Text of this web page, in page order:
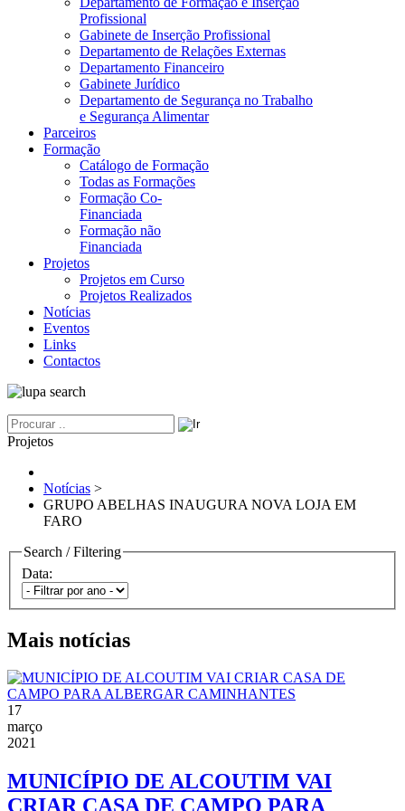
Profissional
Gabinete de Inserção Profissional
Departamento de Relações Externas
Departamento Financeiro
Gabinete Jurídico
Departamento de Segurança no Trabalho
e Segurança Alimentar
Parceiros
Formação
Catálogo de Formação
Todas as Formações
Formação Co-
Financiada
Formação não
Financiada
Projetos
Projetos em Curso
Projetos Realizados
Notícias
Eventos
Links
Contactos
Projetos
Notícias >
GRUPO ABELHAS INAUGURA NOVA LOJA EM
FARO
Search / Filtering
Data:
Mais notícias
17
março
2021
MUNICÍPIO DE ALCOUTIM VAI
CRIAR CASA DE CAMPO PARA